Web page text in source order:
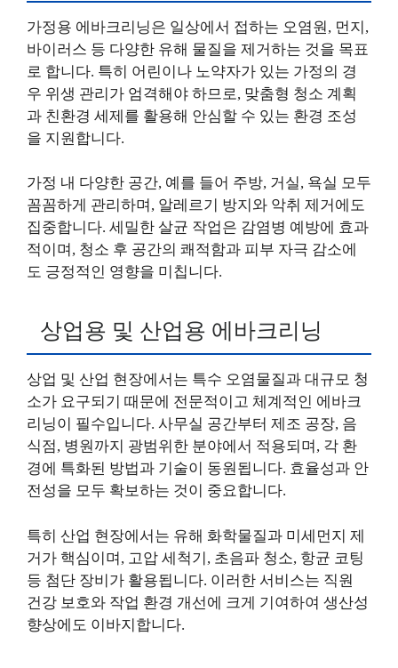
가정용 에바크리닝은 일상에서 접하는 오염원, 먼지,
바이러스 등 다양한 유해 물질을 제거하는 것을 목표
로 합니다. 특히 어린이나 노약자가 있는 가정의 경
우 위생 관리가 엄격해야 하므로, 맞춤형 청소 계획
과 친환경 세제를 활용해 안심할 수 있는 환경 조성
을 지원합니다.
가정 내 다양한 공간, 예를 들어 주방, 거실, 욕실 모두
꼼꼼하게 관리하며, 알레르기 방지와 악취 제거에도
집중합니다. 세밀한 살균 작업은 감염병 예방에 효과
적이며, 청소 후 공간의 쾌적함과 피부 자극 감소에
도 긍정적인 영향을 미칩니다.
상업용 및 산업용 에바크리닝
상업 및 산업 현장에서는 특수 오염물질과 대규모 청
소가 요구되기 때문에 전문적이고 체계적인 에바크
리닝이 필수입니다. 사무실 공간부터 제조 공장, 음
식점, 병원까지 광범위한 분야에서 적용되며, 각 환
경에 특화된 방법과 기술이 동원됩니다. 효율성과 안
전성을 모두 확보하는 것이 중요합니다.
특히 산업 현장에서는 유해 화학물질과 미세먼지 제
거가 핵심이며, 고압 세척기, 초음파 청소, 항균 코팅
등 첨단 장비가 활용됩니다. 이러한 서비스는 직원
건강 보호와 작업 환경 개선에 크게 기여하여 생산성
향상에도 이바지합니다.